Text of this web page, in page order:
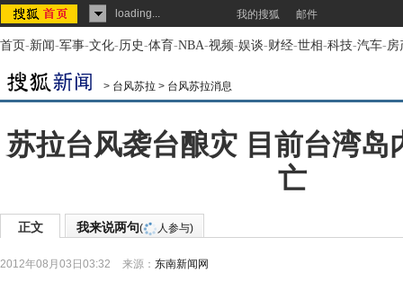
loading... 我的搜狐 邮件
首页-新闻-军事-文化-历史-体育-NBA-视频-娱谈-财经-世相-科技-汽车-房
> 台风苏拉 > 台风苏拉消息
苏拉台风袭台酿灾 目前台湾岛
亡
正文 我来说两句( 人参与)
2012年08月03日03:32 来源： 东南新闻网